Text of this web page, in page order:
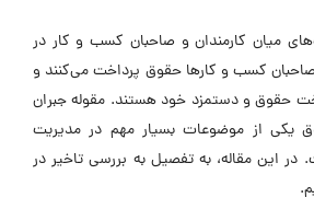
میان کارمندان و صاحبان کسب و کار در
کسب و کار‌ها حقوق پرداخت می‌کنند و
حقوق و دستمزد خود هستند. مقوله جبران
از موضوعات بسیار مهم در مدیریت
در این مقاله، به تفصیل به بررسی تاخیر در